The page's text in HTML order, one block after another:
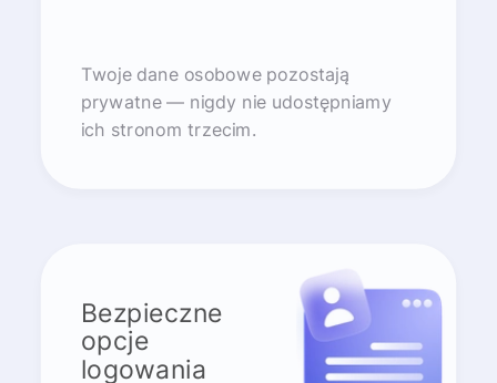
Twoje dane osobowe pozostają
prywatne — nigdy nie udostępniamy
ich stronom trzecim.
Bezpieczne
opcje
logowania